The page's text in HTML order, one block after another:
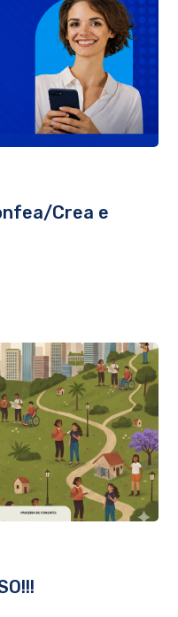
Crea e